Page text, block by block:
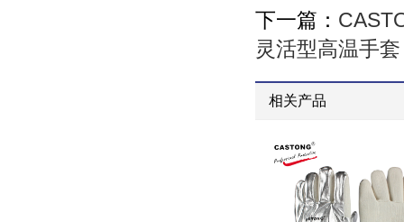
下一篇：
灵活型高温手套
相关产品